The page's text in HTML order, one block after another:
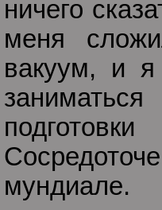
ничего
меня
вакуум, и